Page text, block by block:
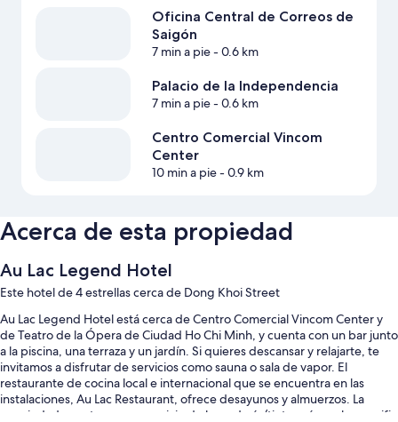
Oficina Central de Correos de
Saigón
7 min a pie- 0.6 km
Palacio de la Independencia
7 min a pie- 0.6 km
Centro Comercial Vincom
Center
10 min a pie- 0.9 km
Acerca de esta propiedad
Au Lac Legend Hotel
Este hotel de 4 estrellas cerca de Dong Khoi Street
Au Lac Legend Hotel está cerca de Centro Comercial Vincom Center y
de Teatro de la Ópera de Ciudad Ho Chi Minh, y cuenta con un bar junto
a la piscina, una terraza y un jardín. Si quieres descansar y relajarte, te
invitamos a disfrutar de servicios como sauna o sala de vapor. El
restaurante de cocina local e internacional que se encuentra en las
instalaciones, Au Lac Restaurant, ofrece desayunos y almuerzos. La
propiedad cuenta con un servicio de lavandería/tintorería, un bar y wifi